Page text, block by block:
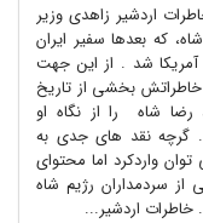
اردشیر زاهدی وزیر
که بعدها سفیر ایران
شد . از این جهت
بخشی از تاریخ
شاه را از نگاه او
نقد های جدی به
واردکرد اما محتوای
رژیم شاه
اردشیر...